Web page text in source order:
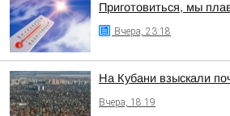
Приготовиться, мы
Вчера, 23:18
На Кубани взыскали
Вчера, 18:19